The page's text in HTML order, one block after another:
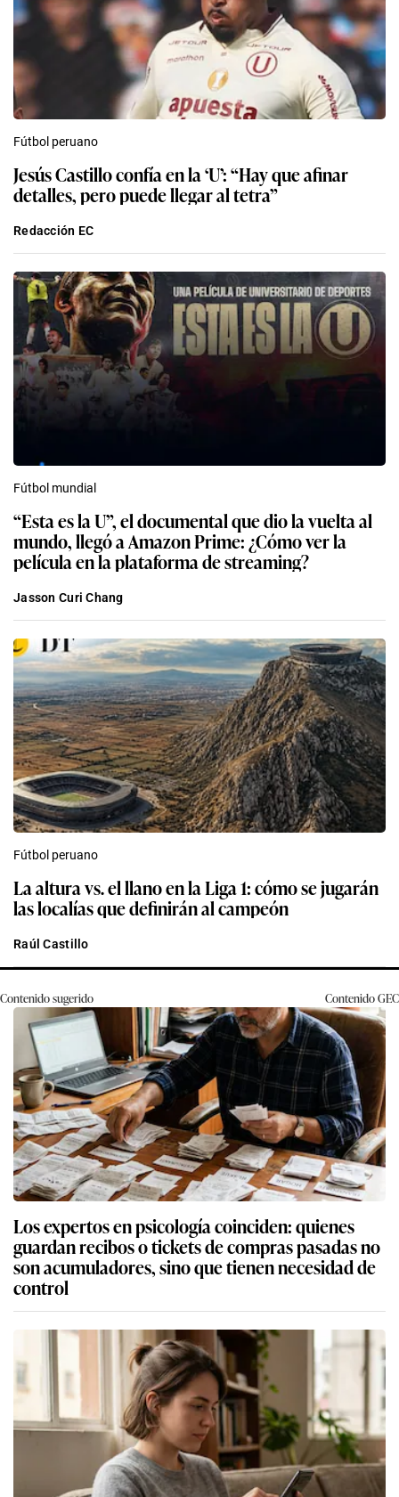
Fútbol peruano
Jesús Castillo confía en la ‘U’: “Hay que afinar
detalles, pero puede llegar al tetra”
Redacción EC
Fútbol mundial
“Esta es la U”, el documental que dio la vuelta al
mundo, llegó a Amazon Prime: ¿Cómo ver la
película en la plataforma de streaming?
Jasson Curi Chang
Fútbol peruano
La altura vs. el llano en la Liga 1: cómo se jugarán
las localías que definirán al campeón
Raúl Castillo
Contenido sugerido ContenidoGEC
Los expertos en psicología coinciden: quienes
guardan recibos o tickets de compras pasadas no
son acumuladores, sino que tienen necesidad de
control